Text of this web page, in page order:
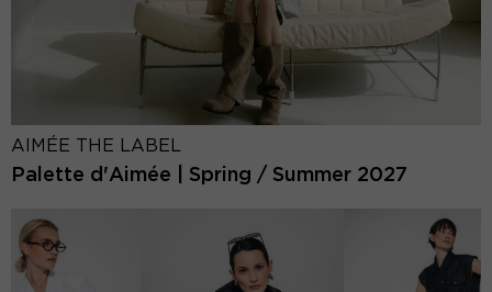
AIMÉE THE LABEL
Palette d'Aimée | Spring / Summer 2027